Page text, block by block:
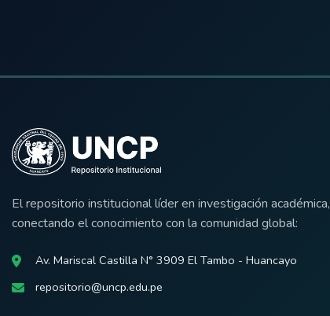
El repositorio institucional líder en investigación académica,
conectando el conocimiento con la comunidad global:
Av. Mariscal Castilla N° 3909 El Tambo - Huancayo
repositorio@uncp.edu.pe